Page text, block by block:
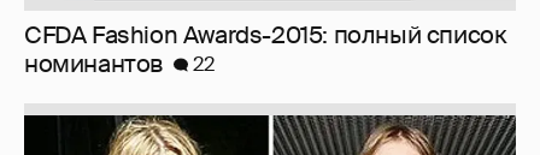
CFDA Fashion Awards-2015: полный список
номинантов
22